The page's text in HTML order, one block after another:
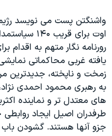
واشنگتن پست می نويسد رژيم
اوت برای
رورنامه نگار متهم به اقدام
يافته غربی محاکماتی
زمخت و ناپخته، جديدترين
به رهبری محمود احمدی
های معتدل تر و نماينده
طرفدران اصيل ايجاد
جزو آنها هستند. گشودن